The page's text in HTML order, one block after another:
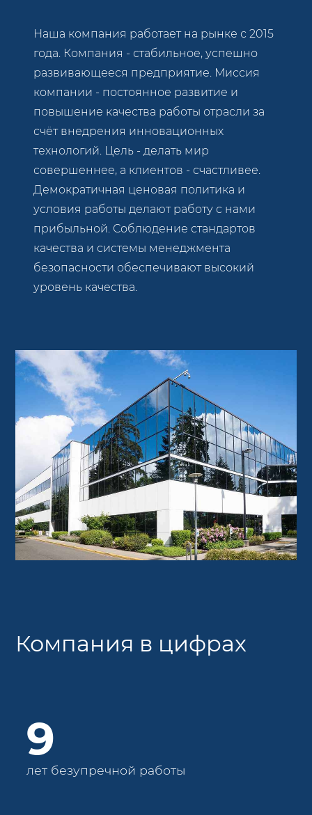
Наша компания работает на рынке с 2015
года. Компания - стабильное, успешно
развивающееся предприятие. Миссия
компании - постоянное развитие и
повышение качества работы отрасли за
счёт внедрения инновационных
технологий. Цель - делать мир
совершеннее, а клиентов - счастливее.
Демократичная ценовая политика и
условия работы делают работу с нами
прибыльной. Соблюдение стандартов
качества и системы менеджмента
безопасности обеспечивают высокий
уровень качества.
Компания в цифрах
9
лет безупречной работы